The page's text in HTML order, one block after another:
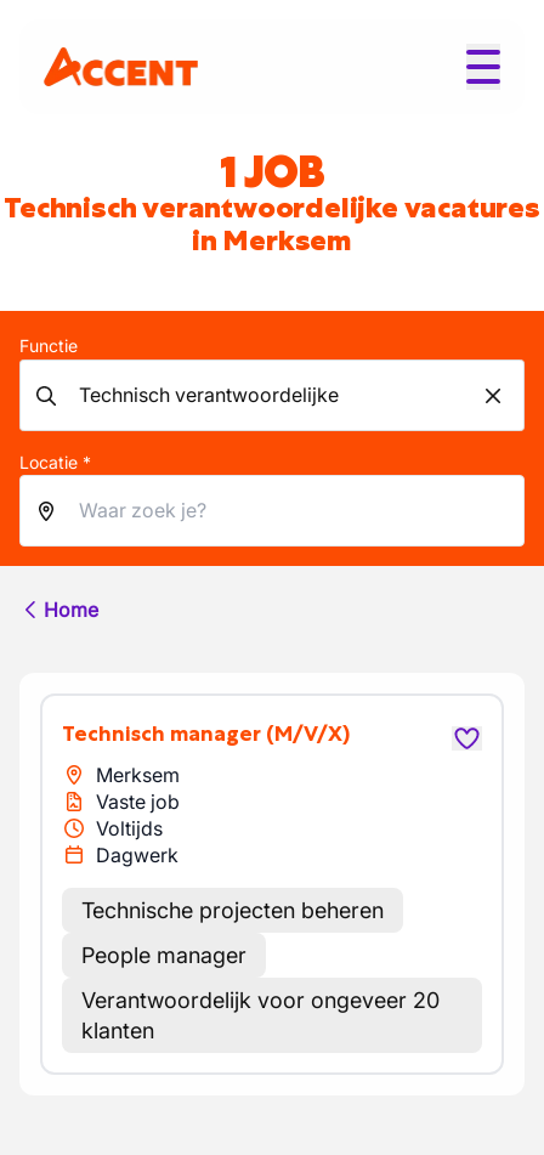
1 JOB
Technisch verantwoordelijke vacatures
in Merksem
Functie
Locatie *
Home
Technisch manager (M/V/X)
Merksem
Vaste job
Voltijds
Dagwerk
Technische projecten beheren
People manager
Verantwoordelijk voor ongeveer 20
klanten